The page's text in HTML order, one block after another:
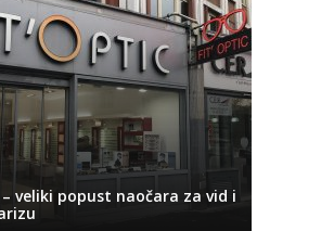
– veliki popust naočara za vid i